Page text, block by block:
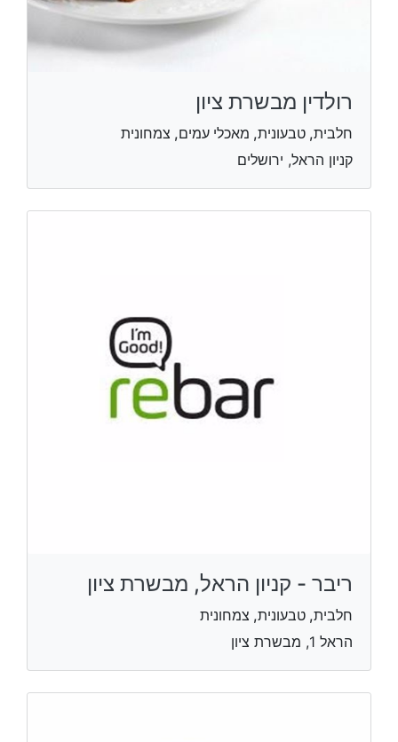
רולדין מבשרת ציון
חלבית, טבעונית, מאכלי עמים, צמחונית
קניון הראל, ירושלים
ריבר - קניון הראל, מבשרת ציון
חלבית, טבעונית, צמחונית
הראל 1, מבשרת ציון